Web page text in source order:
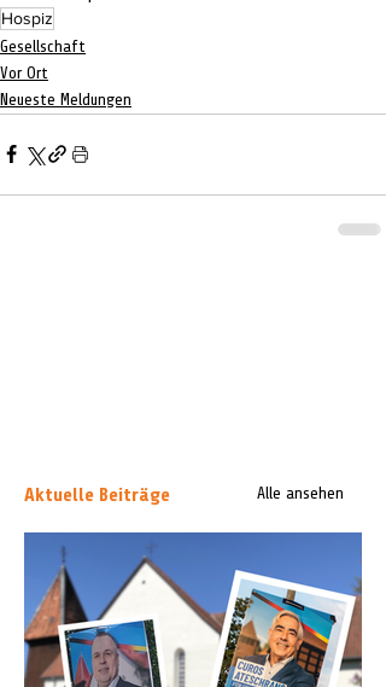
Hospiz
Gesellschaft
Vor Ort
Neueste Meldungen
Aktuelle Beiträge Alle ansehen